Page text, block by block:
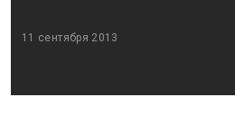
11 сентября 2013